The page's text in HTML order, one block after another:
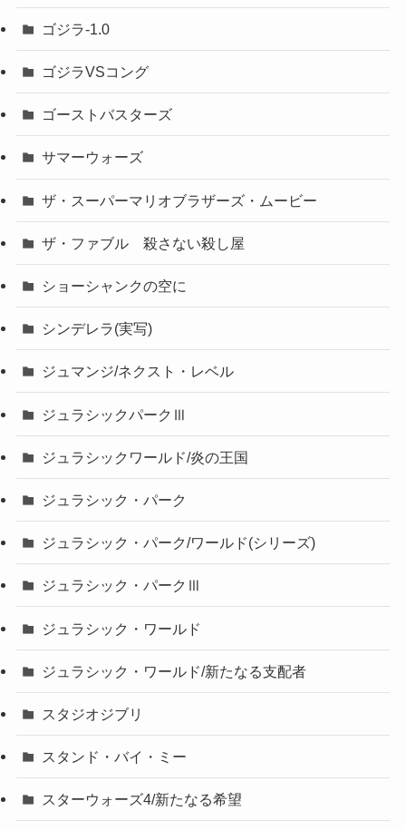
ゴジラ-1.0
ゴジラVSコング
ゴーストバスターズ
サマーウォーズ
ザ・スーパーマリオブラザーズ・ムービー
ザ・ファブル 殺さない殺し屋
ショーシャンクの空に
シンデレラ(実写)
ジュマンジ/ネクスト・レベル
ジュラシックパークⅢ
ジュラシックワールド/炎の王国
ジュラシック・パーク
ジュラシック・パーク/ワールド(シリーズ)
ジュラシック・パークⅢ
ジュラシック・ワールド
ジュラシック・ワールド/新たなる支配者
スタジオジブリ
スタンド・バイ・ミー
スターウォーズ4/新たなる希望